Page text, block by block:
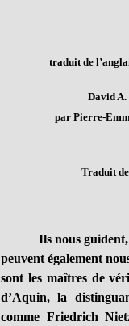
traduit de
David A.
par Pierre-
Traduit
Ils nous
peuvent également
sont les maîtres de
d’Aquin, la
comme Friedrich